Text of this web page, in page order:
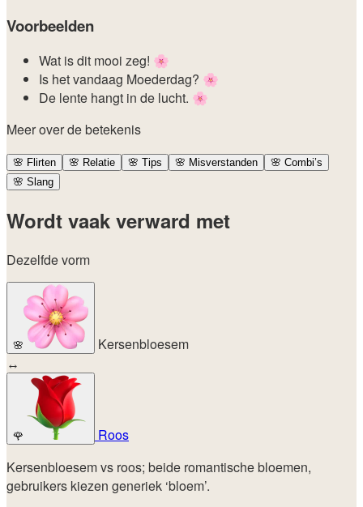
Voorbeelden
Wat is dit mooi zeg! 🌸
Is het vandaag Moederdag? 🌸
De lente hangt in de lucht. 🌸
Meer over de betekenis
🌸 Flirten 🌸 Relatie 🌸 Tips 🌸 Misverstanden 🌸 Combi’s
🌸 Slang
Wordt vaak verward met
Dezelfde vorm
🌸
Kersenbloesem
↔
🌹
Roos
Kersenbloesem vs roos; beide romantische bloemen,
gebruikers kiezen generiek ‘bloem’.